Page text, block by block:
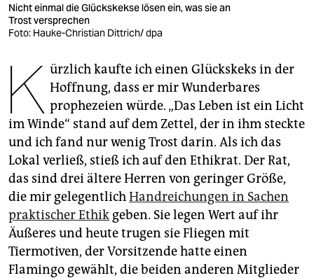
shop
fragen & hilfe
unterstützen
abo
genossenschaft
epaper login
Nicht einmal die Glückskekse lösen ein, was sie an
Trost versprechen
Foto: Hauke-Christian Dittrich/ dpa
K ürzlich kaufte ich einen Glückskeks in der
Hoffnung, dass er mir Wunderbares
prophezeien würde. „Das Leben ist ein Licht
im Winde“ stand auf dem Zettel, der in ihm steckte
und ich fand nur wenig Trost darin. Als ich das
Lokal verließ, stieß ich auf den Ethikrat. Der Rat,
das sind drei ältere Herren von geringer Größe,
die mir gelegentlichHandreichungen in Sachen
praktischer Ethik geben. Sie legen Wert auf ihr
Äußeres und heute trugen sie Fliegen mit
Tiermotiven, der Vorsitzende hatte einen
Flamingo gewählt, die beiden anderen Mitglieder